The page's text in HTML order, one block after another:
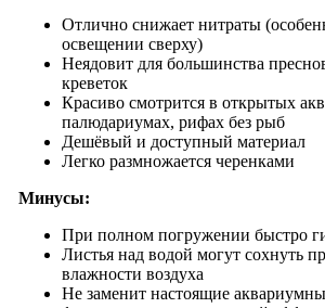
Отлично снижает нитраты
освещении сверху)
Неядовит для большинства
креветок
Красиво смотрится в открытых
палюдариумах, рифах без рыб
Дешёвый и доступный материал
Легко размножается черенками
Минусы:
При полном погружении быстро
Листья над водой могут сохнуть
влажности воздуха
Не заменит настоящие